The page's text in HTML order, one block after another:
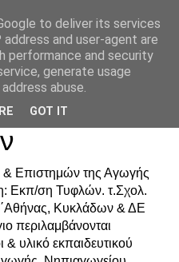
&
&
Επιστημών της Αγωγής
Εκπ/ση Τυφλών. τ.Σχολ.
Κυκλάδων & ΔΕ
περιλαμβάνονται
υλικό εκπαιδευτικού
to deliver its services
and user-agent are
performance and security
generate usage
abuse.
GOT IT